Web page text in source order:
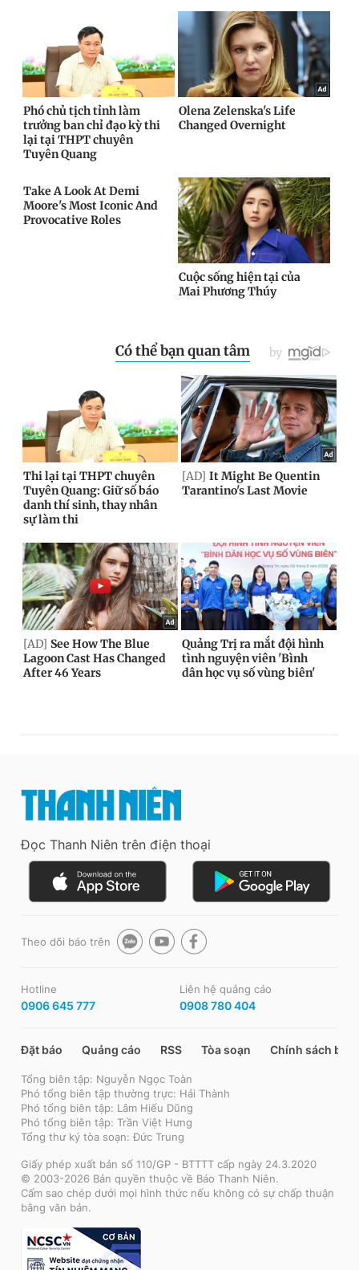
Đọc Thanh Niên trên điện thoại
Theo dõi báo trên
Hotline
0906 645 777
Liên hệ quảng cáo
0908 780 404
Đặt báo Quảng cáo RSS Tòa soạn Chính sách bảo
Tổng biên tập: Nguyễn Ngọc Toàn
Phó tổng biên tập thường trực: Hải Thành
Phó tổng biên tập: Lâm Hiếu Dũng
Phó tổng biên tập: Trần Việt Hưng
Tổng thư ký tòa soạn: Đức Trung
Giấy phép xuất bản số 110/GP - BTTTT cấp ngày 24.3.2020
© 2003-2026 Bản quyền thuộc về Báo Thanh Niên.
Cấm sao chép dưới mọi hình thức nếu không có sự chấp thuận
bằng văn bản.